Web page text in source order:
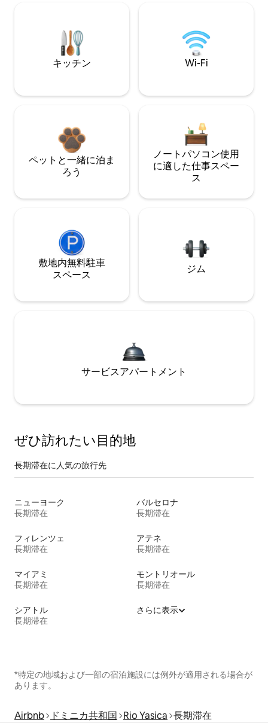
キッチン Wi-Fi
ペットと一緒に泊ま
ろう
ノートパソコン使用
に適した仕事スペー
ス
敷地内無料駐⁠車
ス⁠ペ⁠ー⁠ス
ジム
サービスアパートメント
ぜひ訪⁠れ⁠た⁠い目⁠的⁠地
長期滞在に人気の旅行先
ニューヨーク
長期滞在
バルセロナ
長期滞在
フィレンツェ
長期滞在
アテネ
長期滞在
マイアミ
長期滞在
モントリオール
長期滞在
シアトル
長期滞在
さらに表示
*特定の地域および一部の宿泊施設には例外が適用される場合が
あります。
Airbnb ドミニカ共和国 Rio Yasica 長期滞在